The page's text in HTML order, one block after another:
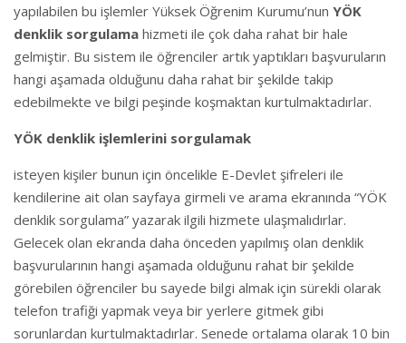
yapılabilen bu işlemler Yüksek Öğrenim Kurumu’nun YÖK
denklik sorgulama hizmeti ile çok daha rahat bir hale
gelmiştir. Bu sistem ile öğrenciler artık yaptıkları başvuruların
hangi aşamada olduğunu daha rahat bir şekilde takip
edebilmekte ve bilgi peşinde koşmaktan kurtulmaktadırlar.
YÖK denklik işlemlerini sorgulamak
isteyen kişiler bunun için öncelikle E-Devlet şifreleri ile
kendilerine ait olan sayfaya girmeli ve arama ekranında “YÖK
denklik sorgulama” yazarak ilgili hizmete ulaşmalıdırlar.
Gelecek olan ekranda daha önceden yapılmış olan denklik
başvurularının hangi aşamada olduğunu rahat bir şekilde
görebilen öğrenciler bu sayede bilgi almak için sürekli olarak
telefon trafiği yapmak veya bir yerlere gitmek gibi
sorunlardan kurtulmaktadırlar. Senede ortalama olarak 10 bin